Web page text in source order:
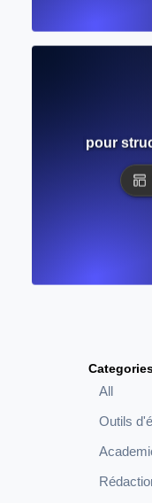
All
Outils
complet pour